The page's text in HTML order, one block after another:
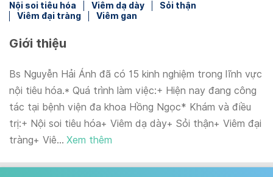
Nội soi tiêu hóa Viêm dạ dày
Sỏi thận
Viêm đại tràng
Viêm gan
Giới thiệu
Bs Nguyễn Hải Ánh đã có 15 kinh nghiệm trong lĩnh vực
nội tiêu hóa.* Quá trình làm việc:+ Hiện nay đang công
tác tại bệnh viện đa khoa Hồng Ngọc* Khám và điều
trị:+ Nội soi tiêu hóa+ Viêm dạ dày+ Sỏi thận+ Viêm đại
tràng+ Viê... Xem thêm